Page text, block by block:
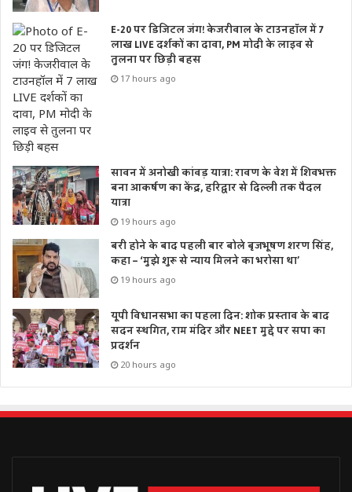
E-20 पर डिजिटल जंग! केजरीवाल के टाउनहॉल में 7
लाख LIVE दर्शकों का दावा, PM मोदी के लाइव से
तुलना पर छिड़ी बहस
17 hours ago
सावन में अनोखी कांवड़ यात्रा: रावण के वेश में शिवभक्त
बना आकर्षण का केंद्र, हरिद्वार से दिल्ली तक पैदल
यात्रा
19 hours ago
बरी होने के बाद पहली बार बोले बृजभूषण शरण सिंह,
कहा – ‘मुझे शुरू से न्याय मिलने का भरोसा था’
19 hours ago
यूपी विधानसभा का पहला दिन: शोक प्रस्ताव के बाद
सदन स्थगित, राम मंदिर और NEET मुद्दे पर सपा का
प्रदर्शन
20 hours ago